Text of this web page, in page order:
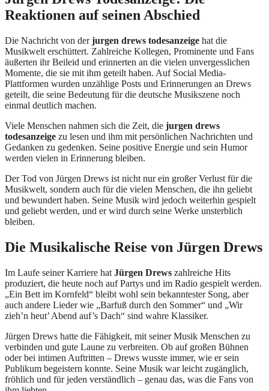
Reaktionen auf seinen Abschied
Die Nachricht von derjurgen drews todesanzeige hat die
Musikwelt erschüttert. Zahlreiche Kollegen, Prominente und Fans
äußerten ihr Beileid und erinnerten an die vielen unvergesslichen
Momente, die sie mit ihm geteilt haben. Auf Social Media-
Plattformen wurden unzählige Posts und Erinnerungen an Drews
geteilt, die seine Bedeutung für die deutsche Musikszene noch
einmal deutlich machen.
Viele Menschen nahmen sich die Zeit, die jurgen drews
todesanzeige zu lesen und ihm mit persönlichen Nachrichten und
Gedanken zu gedenken. Seine positive Energie und sein Humor
werden vielen in Erinnerung bleiben.
Der Tod von Jürgen Drews ist nicht nur ein großer Verlust für die
Musikwelt, sondern auch für die vielen Menschen, die ihn geliebt
und bewundert haben. Seine Musik wird jedoch weiterhin gespielt
und geliebt werden, und er wird durch seine Werke unsterblich
bleiben.
Die Musikalische Reise von Jürgen Drews
Im Laufe seiner Karriere hat Jürgen Drews zahlreiche Hits
produziert, die heute noch auf Partys und im Radio gespielt werden.
„Ein Bett im Kornfeld“ bleibt wohl sein bekanntester Song, aber
auch andere Lieder wie „Barfuß durch den Sommer“ und „Wir
zieh’n heut’ Abend auf’s Dach“ sind wahre Klassiker.
Jürgen Drews hatte die Fähigkeit, mit seiner Musik Menschen zu
verbinden und gute Laune zu verbreiten. Ob auf großen Bühnen
oder bei intimen Auftritten – Drews wusste immer, wie er sein
Publikum begeistern konnte. Seine Musik war leicht zugänglich,
fröhlich und für jeden verständlich – genau das, was die Fans von